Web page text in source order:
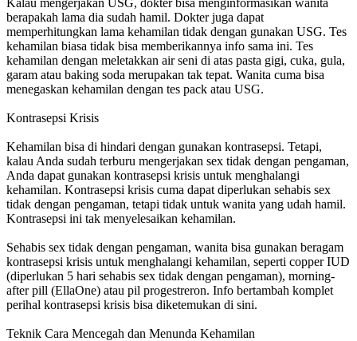
berapakah lama dia sudah hamil. Dokter juga dapat
memperhitungkan lama kehamilan tidak dengan gunakan USG. Tes
kehamilan biasa tidak bisa memberikannya info sama ini. Tes
kehamilan dengan meletakkan air seni di atas pasta gigi, cuka, gula,
garam atau baking soda merupakan tak tepat. Wanita cuma bisa
menegaskan kehamilan dengan tes pack atau USG.
Kontrasepsi Krisis
Kehamilan bisa di hindari dengan gunakan kontrasepsi. Tetapi,
kalau Anda sudah terburu mengerjakan sex tidak dengan pengaman,
Anda dapat gunakan kontrasepsi krisis untuk menghalangi
kehamilan. Kontrasepsi krisis cuma dapat diperlukan sehabis sex
tidak dengan pengaman, tetapi tidak untuk wanita yang udah hamil.
Kontrasepsi ini tak menyelesaikan kehamilan.
Sehabis sex tidak dengan pengaman, wanita bisa gunakan beragam
kontrasepsi krisis untuk menghalangi kehamilan, seperti copper IUD
(diperlukan 5 hari sehabis sex tidak dengan pengaman), morning-
after pill (EllaOne) atau pil progestreron. Info bertambah komplet
perihal kontrasepsi krisis bisa diketemukan di sini.
Teknik Cara Mencegah dan Menunda Kehamilan